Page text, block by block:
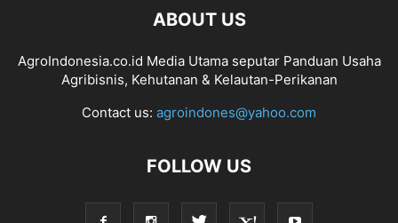
ABOUT US
AgroIndonesia.co.id Media Utama seputar Panduan Usaha
Agribisnis, Kehutanan & Kelautan-Perikanan
Contact us: agroindones@yahoo.com
FOLLOW US